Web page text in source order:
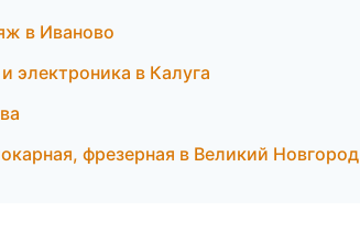
в Иваново
электроника в Калуга
фрезерная в Великий Новгород